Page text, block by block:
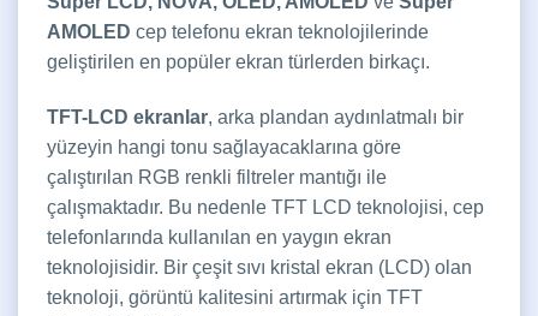
AMOLED cep telefonu ekran teknolojilerinde
geliştirilen en popüler ekran türlerden birkaçı.
TFT-LCD ekranlar, arka plandan aydınlatmalı bir
yüzeyin hangi tonu sağlayacaklarına göre
çalıştırılan RGB renkli filtreler mantığı ile
çalışmaktadır. Bu nedenle TFT LCD teknolojisi, cep
telefonlarında kullanılan en yaygın ekran
teknolojisidir. Bir çeşit sıvı kristal ekran (LCD) olan
teknoloji, görüntü kalitesini artırmak için TFT